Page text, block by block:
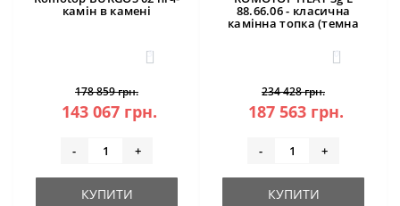
камін в камені
3
178 859 грн.
143 067 грн.
- +
КУПИТИ
88.66.06 - класична
камінна топка (темна
0
234 428 грн.
187 563 грн.
- +
КУПИТИ